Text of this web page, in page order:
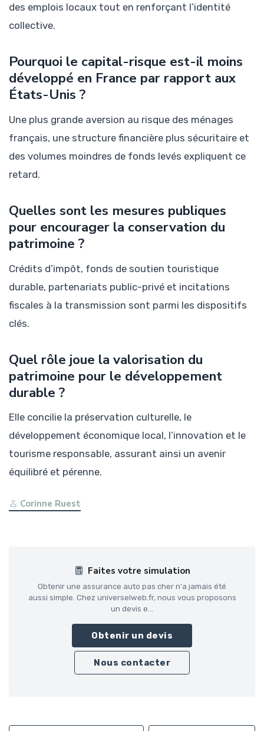
des emplois locaux tout en renforçant l’identité
collective.
Pourquoi le capital-risque est-il moins
développé en France par rapport aux
États-Unis ?
Une plus grande aversion au risque des ménages
français, une structure financière plus sécuritaire et
des volumes moindres de fonds levés expliquent ce
retard.
Quelles sont les mesures publiques
pour encourager la conservation du
patrimoine ?
Crédits d’impôt, fonds de soutien touristique
durable, partenariats public-privé et incitations
fiscales à la transmission sont parmi les dispositifs
clés.
Quel rôle joue la valorisation du
patrimoine pour le développement
durable ?
Elle concilie la préservation culturelle, le
développement économique local, l’innovation et le
tourisme responsable, assurant ainsi un avenir
équilibré et pérenne.
Corinne Ruest
Faites votre simulation
Obtenir une assurance auto pas cher n'a jamais été
aussi simple. Chez universelweb.fr, nous vous proposons
un devis e...
Obtenir un devis
Nous contacter